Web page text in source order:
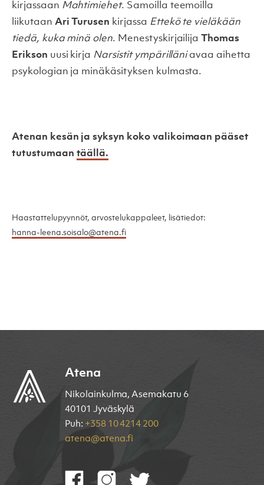
kirjassaan Mahtimiehet. Samoilla teemoilla
liikutaan Ari Turusen kirjassa Ettekö te vieläkään
tiedä, kuka minä olen. Menestyskirjailija Thomas
Erikson uusi kirja Narsistit ympärilläni avaa aihetta
psykologian ja minäkäsityksen kulmasta.
Atenan kesän ja syksyn koko valikoimaan pääset
tutustumaan täällä.
Haastattelupyynnöt, arvostelukappaleet, lisätiedot:
hanna-leena.soisalo@atena.fi
Atena
Nikolainkulma, Asemakatu 6
40101 Jyväskylä
Puh: +358 10 4214 200
atena@atena.fi